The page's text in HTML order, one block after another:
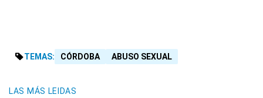
TEMAS: CÓRDOBA ABUSO SEXUAL
LAS MÁS LEIDAS